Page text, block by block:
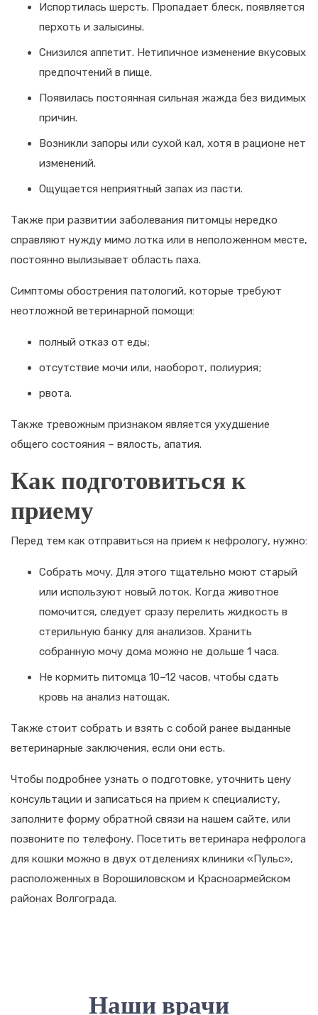
Испортилась шерсть. Пропадает блеск, появляется
перхоть и залысины.
Снизился аппетит. Нетипичное изменение вкусовых
предпочтений в пище.
Появилась постоянная сильная жажда без видимых
причин.
Возникли запоры или сухой кал, хотя в рационе нет
изменений.
Ощущается неприятный запах из пасти.
Также при развитии заболевания питомцы нередко
справляют нужду мимо лотка или в неположенном месте,
постоянно вылизывает область паха.
Симптомы обострения патологий, которые требуют
неотложной ветеринарной помощи:
полный отказ от еды;
отсутствие мочи или, наоборот, полиурия;
рвота.
Также тревожным признаком является ухудшение
общего состояния – вялость, апатия.
Как подготовиться к
приему
Перед тем как отправиться на прием к нефрологу, нужно:
Собрать мочу. Для этого тщательно моют старый
или используют новый лоток. Когда животное
помочится, следует сразу перелить жидкость в
стерильную банку для анализов. Хранить
собранную мочу дома можно не дольше 1 часа.
Не кормить питомца 10–12 часов, чтобы сдать
кровь на анализ натощак.
Также стоит собрать и взять с собой ранее выданные
ветеринарные заключения, если они есть.
Чтобы подробнее узнать о подготовке, уточнить цену
консультации и записаться на прием к специалисту,
заполните форму обратной связи на нашем сайте, или
позвоните по телефону. Посетить ветеринара нефролога
для кошки можно в двух отделениях клиники «Пульс»,
расположенных в Ворошиловском и Красноармейском
районах Волгограда.
Наши врачи